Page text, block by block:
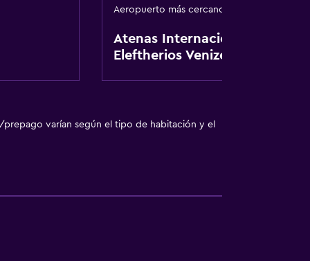
Aeropuerto más cercano
Atenas Internacional
Eleftherios Venizelos
prepago varían según el tipo de habitación y el